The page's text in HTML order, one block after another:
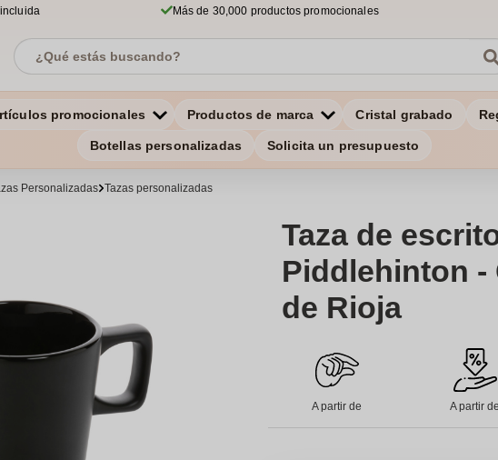
Más de 30,000 productos promocionales
promocionales Productos de marca Cristal grabado
Botellas personalizadas Solicita un presupuesto
Personalizadas Tazas personalizadas
Taza de
Piddlehinton -
de Rioja
A partir de A partir de